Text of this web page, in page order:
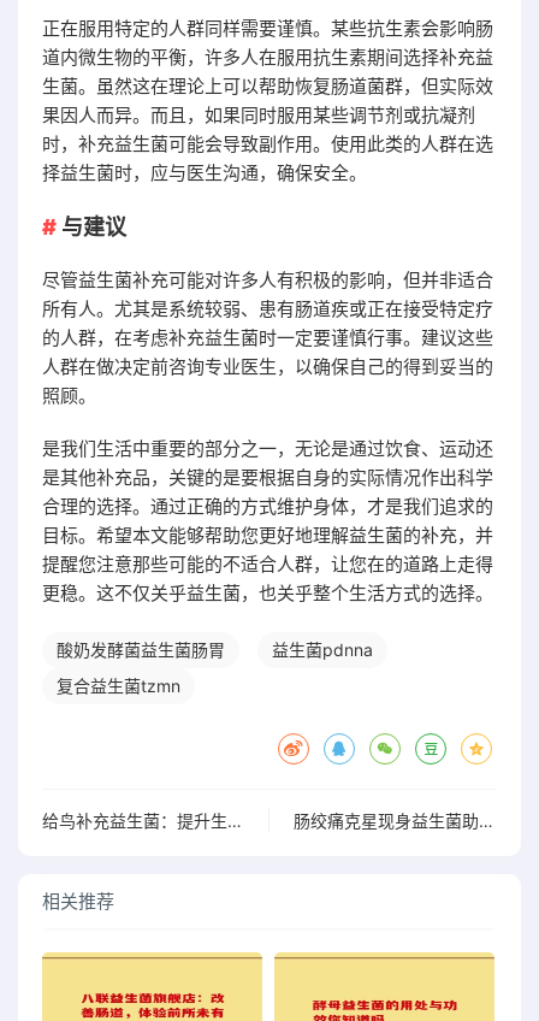
正在服用特定的人群同样需要谨慎。某些抗生素会影响肠
道内微生物的平衡，许多人在服用抗生素期间选择补充益
生菌。虽然这在理论上可以帮助恢复肠道菌群，但实际效
果因人而异。而且，如果同时服用某些调节剂或抗凝剂
时，补充益生菌可能会导致副作用。使用此类的人群在选
择益生菌时，应与医生沟通，确保安全。
与建议
尽管益生菌补充可能对许多人有积极的影响，但并非适合
所有人。尤其是系统较弱、患有肠道疾或正在接受特定疗
的人群，在考虑补充益生菌时一定要谨慎行事。建议这些
人群在做决定前咨询专业医生，以确保自己的得到妥当的
照顾。
是我们生活中重要的部分之一，无论是通过饮食、运动还
是其他补充品，关键的是要根据自身的实际情况作出科学
合理的选择。通过正确的方式维护身体，才是我们追求的
目标。希望本文能够帮助您更好地理解益生菌的补充，并
提醒您注意那些可能的不适合人群，让您在的道路上走得
更稳。这不仅关乎益生菌，也关乎整个生活方式的选择。
酸奶发酵菌益生菌肠胃
益生菌pdnna
复合益生菌tzmn
给鸟补充益生菌：提升生命活力与快乐生活的佳途径 肠绞痛克星现身益生菌助你轻松摆脱痛苦困扰
相关推荐